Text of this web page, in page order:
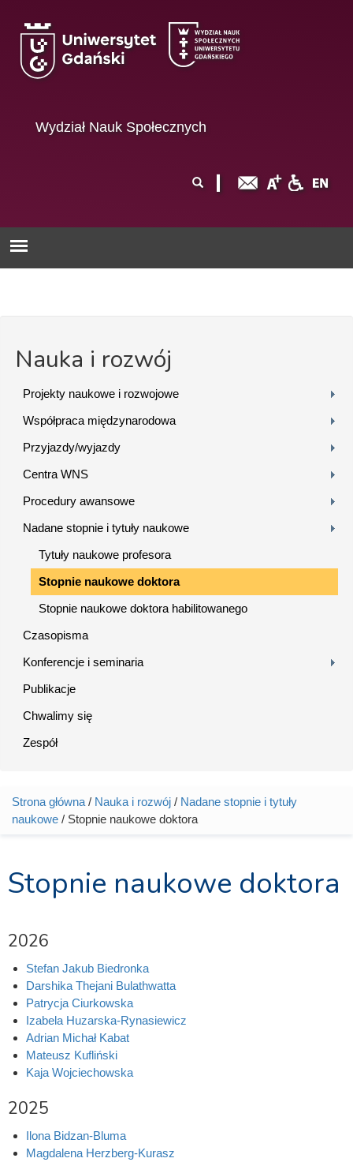
Wydział Nauk Społecznych
wyszukiwania
Nauka i rozwój
Projekty naukowe i rozwojowe
Współpraca międzynarodowa
Przyjazdy/wyjazdy
Centra WNS
Procedury awansowe
Nadane stopnie i tytuły naukowe
Tytuły naukowe profesora
Stopnie naukowe doktora
Stopnie naukowe doktora habilitowanego
Czasopisma
Konferencje i seminaria
Publikacje
Chwalimy się
Zespół
Jesteś tutaj
Strona główna / Nauka i rozwój / Nadane stopnie i tytuły
naukowe / Stopnie naukowe doktora
Stopnie naukowe doktora
2026
Stefan Jakub Biedronka
Darshika Thejani Bulathwatta
Patrycja Ciurkowska
Izabela Huzarska-Rynasiewicz
Adrian Michał Kabat
Mateusz Kufliński
Kaja Wojciechowska
2025
Ilona Bidzan-Bluma
Magdalena Herzberg-Kurasz